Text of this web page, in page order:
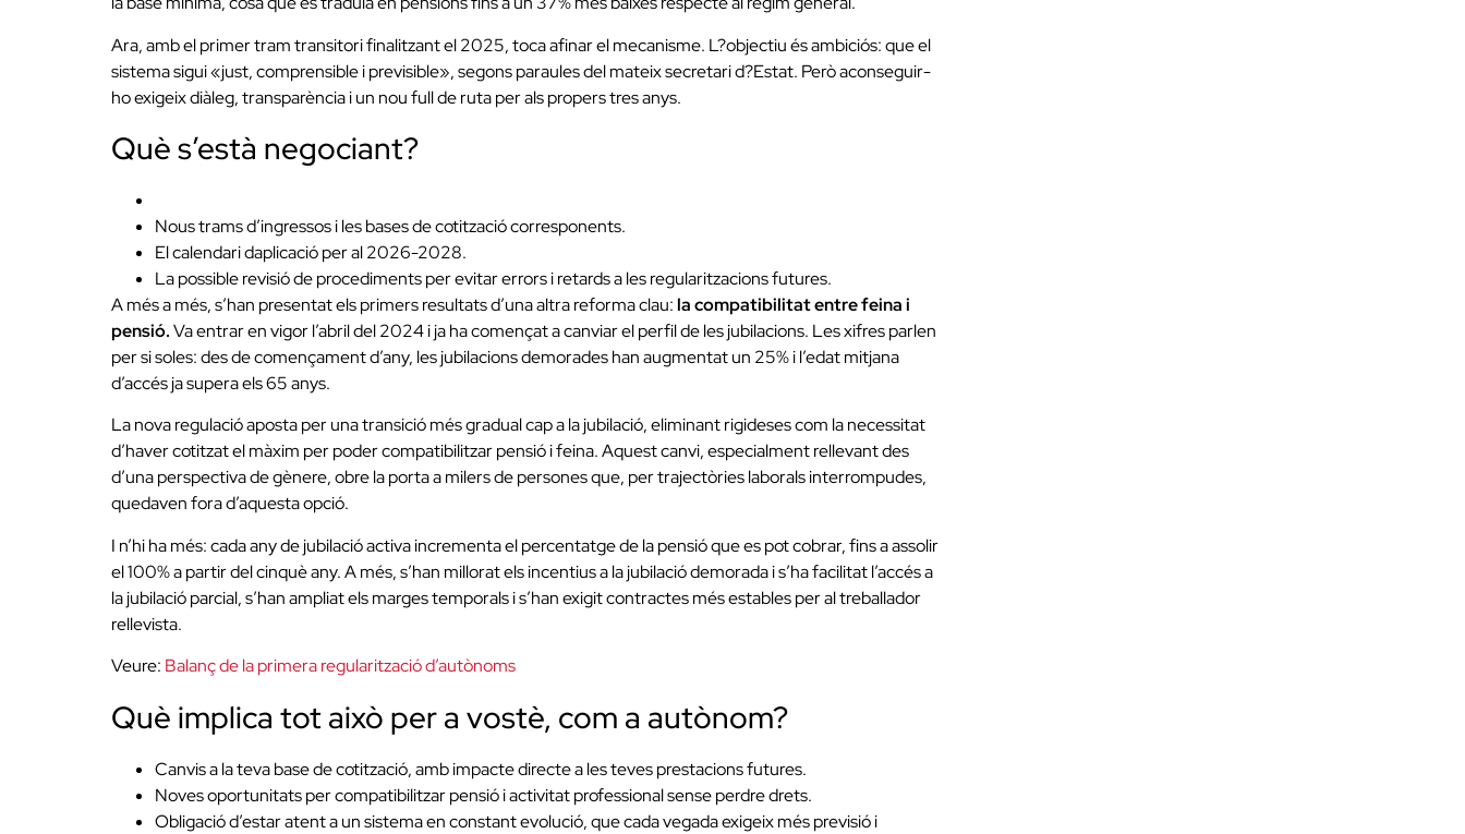
Ara, amb el primer tram transitori finalitzant el 2025, toca afinar el mecanisme. L?objectiu és ambiciós: que el
sistema sigui «just, comprensible i previsible», segons paraules del mateix secretari d?Estat. Però aconseguir-
ho exigeix diàleg, transparència i un nou full de ruta per als propers tres anys.
Què s’està negociant?
Nous trams d’ingressos i les bases de cotització corresponents.
El calendari daplicació per al 2026-2028.
La possible revisió de procediments per evitar errors i retards a les regularitzacions futures.
A més a més, s’han presentat els primers resultats d’una altra reforma clau:la compatibilitat entre feina i
pensió.Va entrar en vigor l’abril del 2024 i ja ha començat a canviar el perfil de les jubilacions. Les xifres parlen
per si soles: des de començament d’any, les jubilacions demorades han augmentat un 25% i l’edat mitjana
d’accés ja supera els 65 anys.
La nova regulació aposta per una transició més gradual cap a la jubilació, eliminant rigideses com la necessitat
d’haver cotitzat el màxim per poder compatibilitzar pensió i feina. Aquest canvi, especialment rellevant des
d’una perspectiva de gènere, obre la porta a milers de persones que, per trajectòries laborals interrompudes,
quedaven fora d’aquesta opció.
I n’hi ha més: cada any de jubilació activa incrementa el percentatge de la pensió que es pot cobrar, fins a assolir
el 100% a partir del cinquè any. A més, s’han millorat els incentius a la jubilació demorada i s’ha facilitat l’accés a
la jubilació parcial, s’han ampliat els marges temporals i s’han exigit contractes més estables per al treballador
rellevista.
Veure: Balanç de la primera regularització d’autònoms
Què implica tot això per a vostè, com a autònom?
Canvis a la teva base de cotització, amb impacte directe a les teves prestacions futures.
Noves oportunitats per compatibilitzar pensió i activitat professional sense perdre drets.
Obligació d’estar atent a un sistema en constant evolució, que cada vegada exigeix més previsió i